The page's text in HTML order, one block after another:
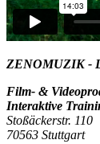
ZENOMUZIK -
Film- &
Interaktive
Stoßäckerstr. 110
70563 Stuttgart